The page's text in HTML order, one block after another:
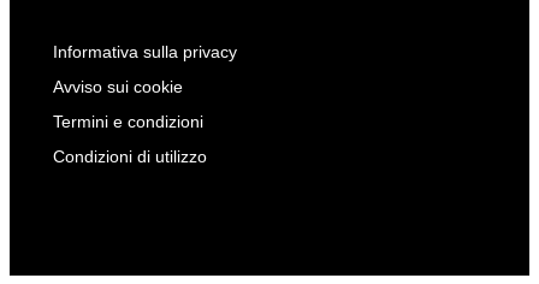
Informativa sulla privacy
Avviso sui cookie
Termini e condizioni
Condizioni di utilizzo